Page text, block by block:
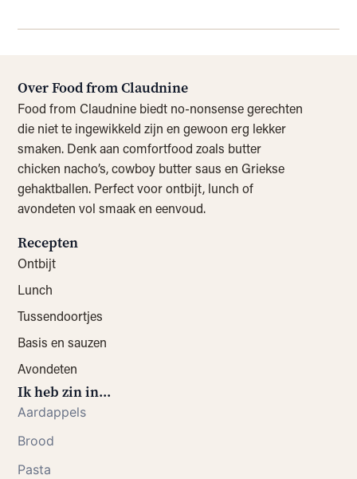
Over Food from Claudnine
Food from Claudnine biedt no-nonsense gerechten
die niet te ingewikkeld zijn en gewoon erg lekker
smaken. Denk aan comfortfood zoals butter
chicken nacho’s, cowboy butter saus en Griekse
gehaktballen. Perfect voor ontbijt, lunch of
avondeten vol smaak en eenvoud.
Recepten
Ontbijt
Lunch
Tussendoortjes
Basis en sauzen
Avondeten
Ik heb zin in...
Aardappels
Brood
Pasta